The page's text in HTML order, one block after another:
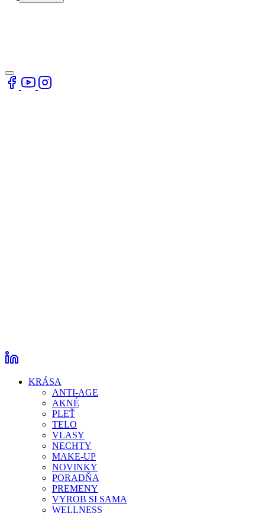
KRÁSA
ANTI-AGE
AKNÉ
PLEŤ
TELO
VLASY
NECHTY
MAKE-UP
NOVINKY
PORADŇA
PREMENY
VYROB SI SAMA
WELLNESS